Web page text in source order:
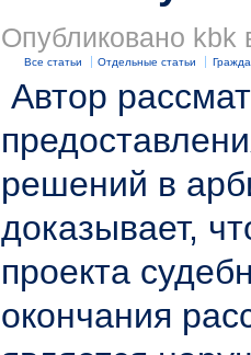
Опубликовано kbk
Все статьи Отдельные статьи
Автор
решений в
доказывает,
проекта
окончания